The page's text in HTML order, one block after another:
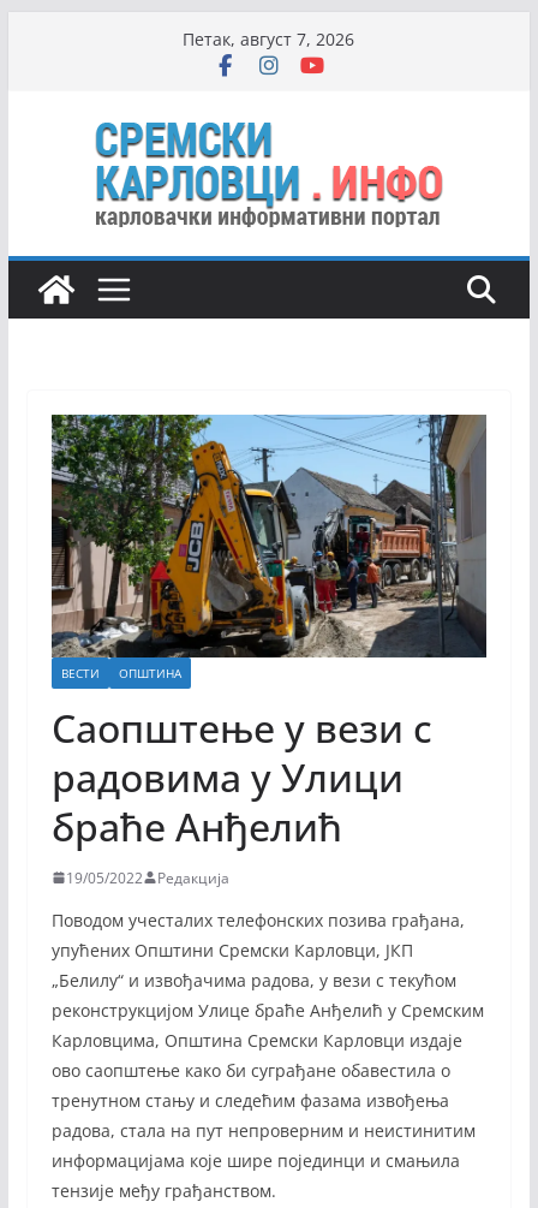
Петак, август 7, 2026
ВЕСТИ ОПШТИНА
Саопштење у вези с
радовима у Улици
браће Анђелић
19/05/2022 Редакција
Поводом учесталих телефонских позива грађана,
упућених Општини Сремски Карловци, ЈКП
„Белилу“ и извођачима радова, у вези с текућом
реконструкцијом Улице браће Анђелић у Сремским
Карловцима, Општина Сремски Карловци издаје
ово саопштење како би суграђане обавестила о
тренутном стању и следећим фазама извођења
радова, стала на пут непроверним и неистинитим
информацијама које шире појединци и смањила
тензије међу грађанством.